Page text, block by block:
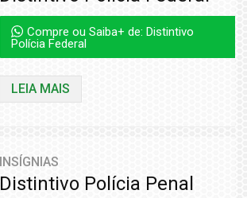
Compre ou Saiba+ de: Distintivo
Polícia Federal
LEIA MAIS
INSÍGNIAS
Distintivo Polícia Penal